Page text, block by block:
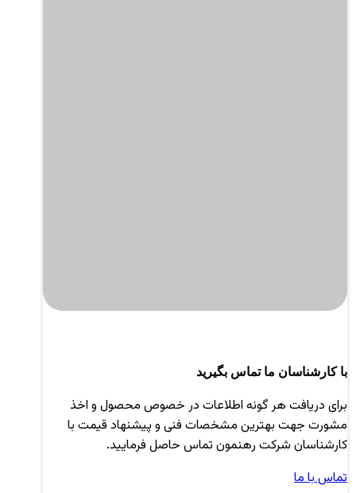
با کارشناسان ما تماس بگیرید
برای دریافت هر گونه اطلاعات در خصوص محصول و اخذ
مشورت جهت بهترین مشخصات فنی و پیشنهاد قیمت با
کارشناسان شرکت رهنمون تماس حاصل فرمایید.
تماس با ما